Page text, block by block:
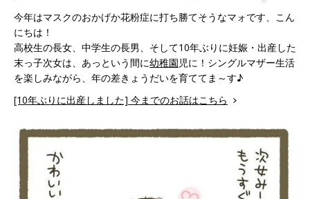
今年はマスクのおかげか花粉症に打ち勝てそうなマォです、こん
にちは！
高校生の長女、中学生の長男、そして10年ぶりに妊娠・出産した
末っ子次女は、あっという間に幼稚園児に！シングルマザー生活
を楽しみながら、年の差きょうだいを育ててま～す♪
[10年ぶりに出産しました] 今までのお話はこちら